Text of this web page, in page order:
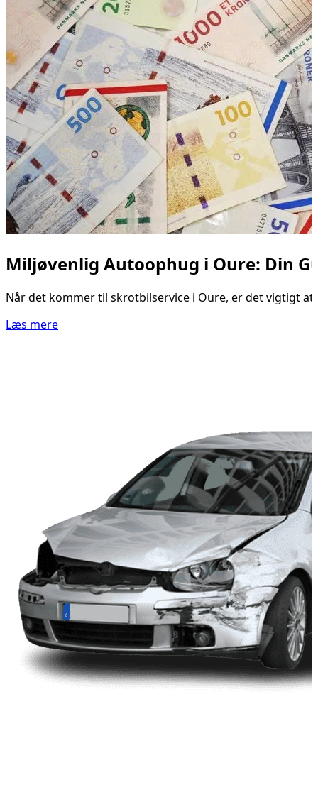
Miljøvenlig Autoophug i Oure: Din
Når det kommer til skrotbilservice i Oure, er det vigtigt
Læs mere